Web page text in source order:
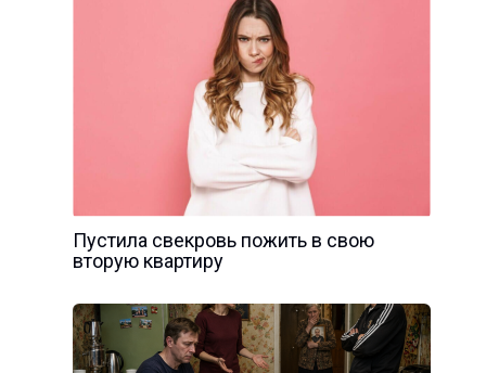
Пустила свекровь пожить в свою
вторую квартиру